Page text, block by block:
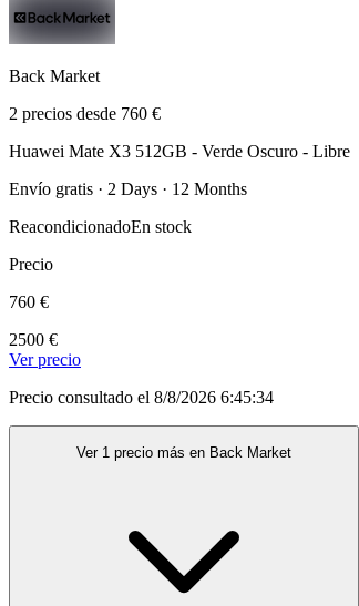
Back Market
2 precios desde 760 €
Huawei Mate X3 512GB - Verde Oscuro - Libre
Envío gratis · 2 Days · 12 Months
ReacondicionadoEn stock
Precio
760 €
2500 €
Ver precio
Precio consultado el 8/8/2026 6:45:34
Ver 1 precio más en Back Market